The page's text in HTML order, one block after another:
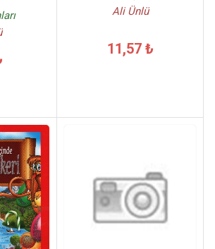
Ali Ünlü
11,57 ₺